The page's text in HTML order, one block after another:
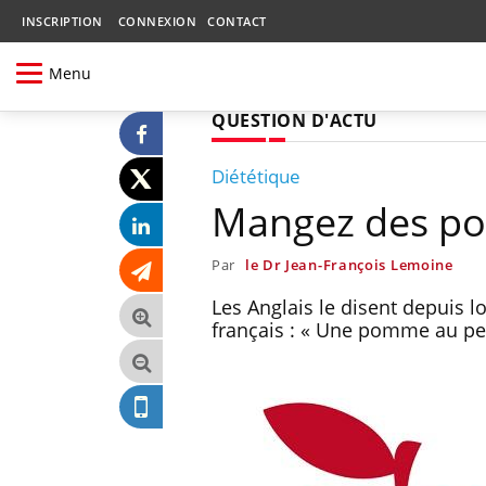
INSCRIPTION CONNEXION CONTACT
Menu
QUESTION D'ACTU
Diététique
Mangez des
Par le Dr Jean-François Lemoine
Les Anglais le disent depuis
français : « Une pomme au